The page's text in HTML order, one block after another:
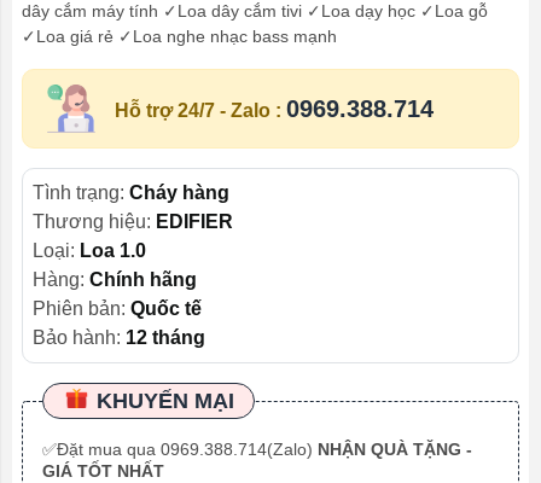
dây cắm máy tính ✓Loa dây cắm tivi ✓Loa dạy học ✓Loa gỗ
✓Loa giá rẻ ✓Loa nghe nhạc bass mạnh
Hỗ trợ 24/7 - Zalo : 0969.388.714
Tình trạng: Cháy hàng
Thương hiệu: EDIFIER
Loại: Loa 1.0
Hàng: Chính hãng
Phiên bản: Quốc tế
Bảo hành: 12 tháng
KHUYẾN MẠI
✅Đặt mua qua 0969.388.714(Zalo) NHẬN QUÀ TẶNG -
GIÁ TỐT NHẤT